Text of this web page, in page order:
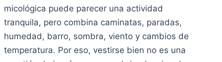
micológica puede parecer una actividad
tranquila, pero combina caminatas, paradas,
humedad, barro, sombra, viento y cambios de
temperatura. Por eso, vestirse bien no es una